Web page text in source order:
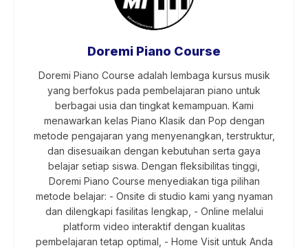
Doremi Piano Course
Doremi Piano Course adalah lembaga kursus musik
yang berfokus pada pembelajaran piano untuk
berbagai usia dan tingkat kemampuan. Kami
menawarkan kelas Piano Klasik dan Pop dengan
metode pengajaran yang menyenangkan, terstruktur,
dan disesuaikan dengan kebutuhan serta gaya
belajar setiap siswa. Dengan fleksibilitas tinggi,
Doremi Piano Course menyediakan tiga pilihan
metode belajar: - Onsite di studio kami yang nyaman
dan dilengkapi fasilitas lengkap, - Online melalui
platform video interaktif dengan kualitas
pembelajaran tetap optimal, - Home Visit untuk Anda